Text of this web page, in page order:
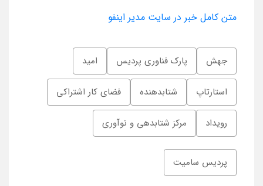
متن کامل خبر در سایت مدیر اینفو
جهش پارک فناوری پردیس امید
استارتاپ شتابدهنده فضای کار اشتراکی
رویداد مرکز شتابدهی و نوآوری
پردیس سامیت